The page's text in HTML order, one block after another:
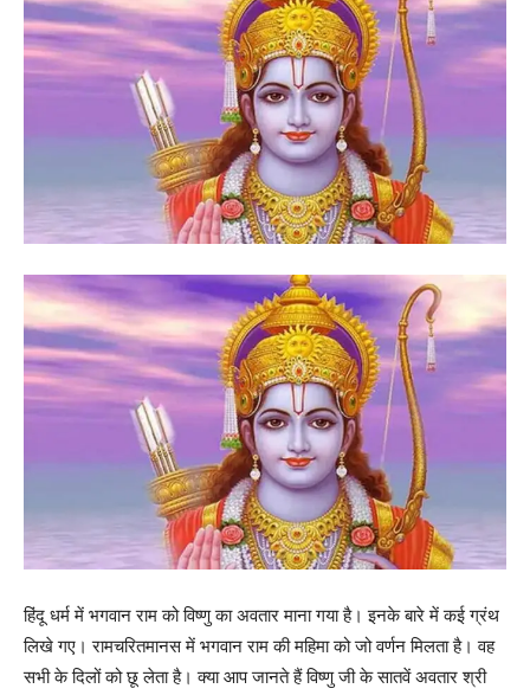
हिंदू धर्म में भगवान राम को विष्णु का अवतार माना गया है। इनके बारे में कई ग्रंथ
लिखे गए। रामचरितमानस में भगवान राम की महिमा को जो वर्णन मिलता है। वह
सभी के दिलों को छू लेता है। क्या आप जानते हैं विष्णु जी के सातवें अवतार श्री